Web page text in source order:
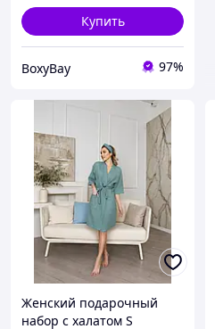
Купить
BoxyBay 97%
Женский подарочный
набор с халатом S